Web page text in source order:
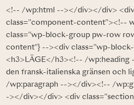
<!-- /wp:html --></div></div>
class="component-content"><!--
class="wp-block-group pw-row
content"} --><div class="wp-
<h3>LÄGE</h3><!-- /wp:heading
den fransk-italienska gränsen och
/wp:paragraph --></div><!-- /
-></div></div> <div